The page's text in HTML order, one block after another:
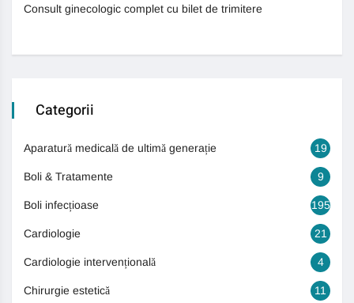
Consult ginecologic complet cu bilet de trimitere
Categorii
Aparatură medicală de ultimă generație 19
Boli & Tratamente 9
Boli infecțioase 195
Cardiologie 21
Cardiologie intervențională 4
Chirurgie estetică 11